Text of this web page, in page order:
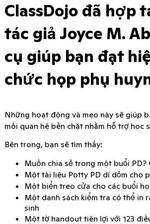
ClassDojo đã hợp
tác giả Joyce M.
cụ giúp bạn đạt
chức họp phụ
Những hoạt động và mẹo này sẽ giúp
mối quan hệ bền chặt nhằm hỗ trợ học
Bên trong, bạn sẽ tìm thấy:
Muốn chia sẻ trong một buổi
Một tài liệu Potty PD dí dỏm cho
Một biển treo cửa cho các buổi
Một danh sách kiểm tra có thể in
sinh
Một tờ handout tiện lợi với 123